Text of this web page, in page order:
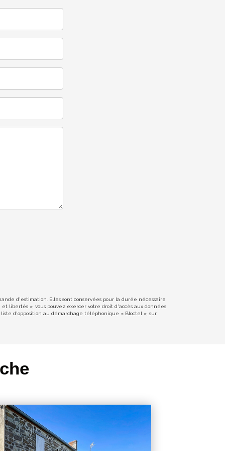
d'estimation. Elles sont conservées pour la durée nécessaire
libertés », vous pouvez exercer votre droit d'accès aux données
d'opposition au démarchage téléphonique « Bloctel », sur